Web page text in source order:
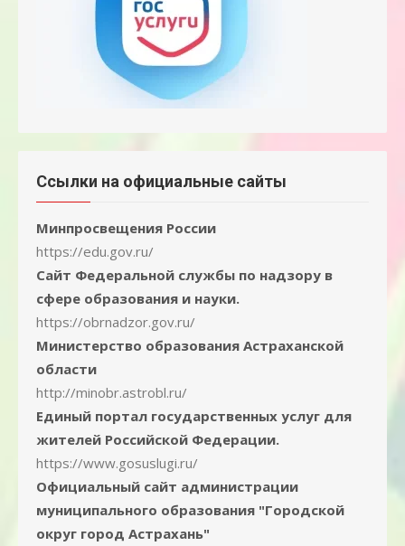
Ссылки на официальные сайты
Минпросвещения России
https://edu.gov.ru/
Сайт Федеральной службы по надзору в
сфере образования и науки.
https://obrnadzor.gov.ru/
Министерство образования Астраханской
области
http://minobr.astrobl.ru/
Единый портал государственных услуг для
жителей Российской Федерации.
https://www.gosuslugi.ru/
Официальный сайт администрации
муниципального образования "Городской
округ город Астрахань"